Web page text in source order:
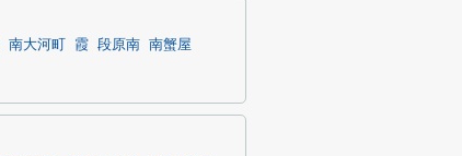
南大河町 霞 段原南 南蟹屋